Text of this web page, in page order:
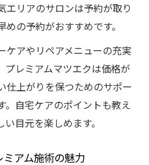
エリアのサロンは予約が取り
の予約がおすすめです。
ケアやリペアメニューの充実
プレミアムマツエクは価格が
仕上がりを保つためのサポー
。自宅ケアのポイントも教え
目元を楽しめます。
アム施術の魅力